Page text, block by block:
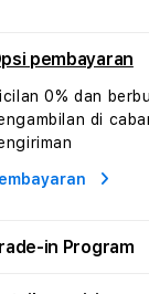
Paket
Wisata
Tunisia
Profesional
pembayaran
0% dan
di
in Program